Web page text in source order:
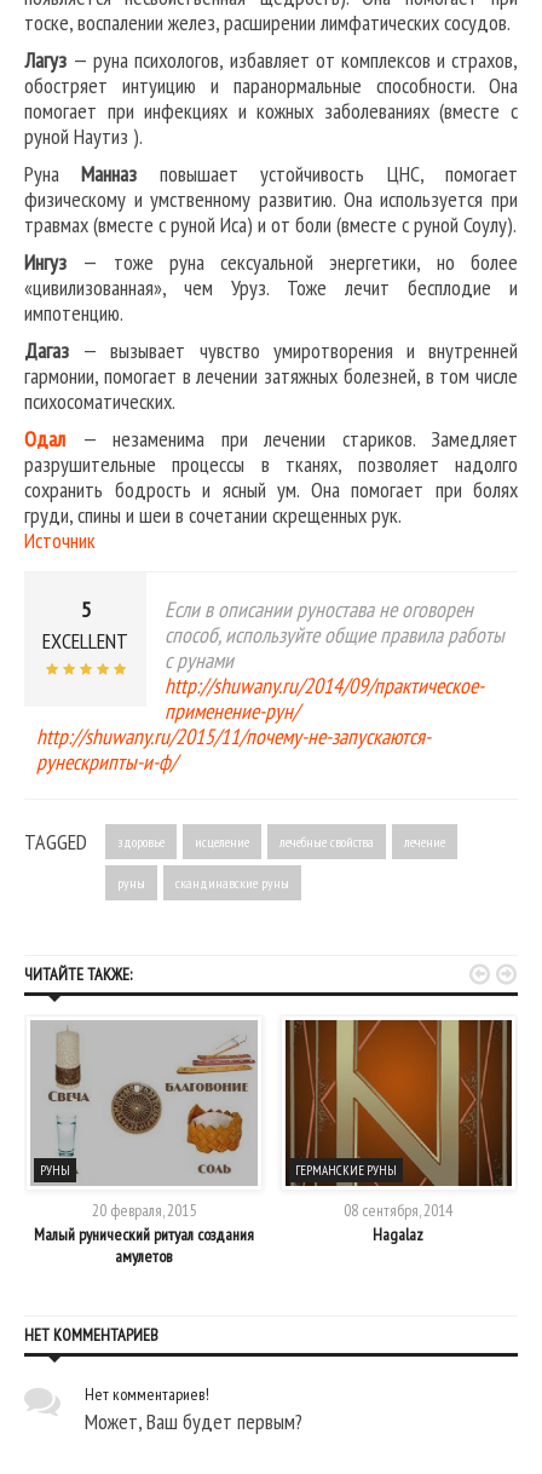
тоске, воспалении желез, расширении лимфатических сосудов.
Лагуз — руна психологов, избавляет от комплексов и страхов,
обостряет интуицию и паранормальные способности. Она
помогает при инфекциях и кожных заболеваниях (вместе с
руной Наутиз ).
РунаМанназ повышает устойчивость ЦНС, помогает
физическому и умственному развитию. Она используется при
травмах (вместе с руной Иса) и от боли (вместе с руной Соулу).
Ингуз — тоже руна сексуальной энергетики, но более
«цивилизованная», чем Уруз. Тоже лечит бесплодие и
импотенцию.
Дагаз — вызывает чувство умиротворения и внутренней
гармонии, помогает в лечении затяжных болезней, в том числе
психосоматических.
Одал — незаменима при лечении стариков. Замедляет
разрушительные процессы в тканях, позволяет надолго
сохранить бодрость и ясный ум. Она помогает при болях
груди, спины и шеи в сочетании скрещенных рук.
Источник
5
EXCELLENT
Если в описании руностава не оговорен
способ, используйте общие правила работы
с рунами
http://shuwany.ru/2014/09/практическое-
применение-рун/
http://shuwany.ru/2015/11/почему-не-запускаются-
рунескрипты-и-ф/
TAGGED здоровье исцеление лечебные свойства лечение
руны скандинавские руны
ЧИТАЙТЕ ТАКЖЕ:
РУНЫ
20 февраля, 2015
Малый рунический ритуал создания
амулетов
ГЕРМАНСКИЕ РУНЫ
08 сентября, 2014
Hagalaz
 
НЕТ КОММЕНТАРИЕВ
Нет комментариев!
Может, Ваш будет первым?